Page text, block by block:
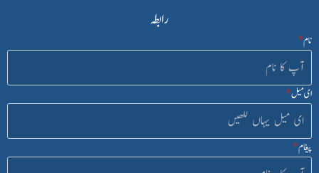
رابطہ
نام*
ای میل*
پیغام*